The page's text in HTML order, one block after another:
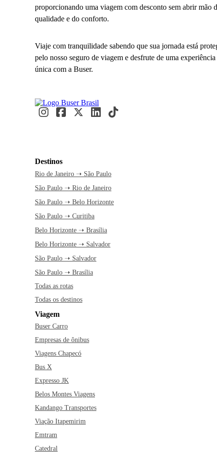
proporcionando uma viagem com desconto sem abrir mão
qualidade e do conforto.
Viaje com tranquilidade sabendo que sua jornada está
pelo nosso seguro de viagem e desfrute de uma experiência
única com a Buser.
Destinos
Rio de Janeiro ➝ São Paulo
São Paulo ➝ Rio de Janeiro
São Paulo ➝ Belo Horizonte
São Paulo ➝ Curitiba
Belo Horizonte ➝ Brasília
Belo Horizonte ➝ Salvador
São Paulo ➝ Salvador
São Paulo ➝ Brasília
Todas as rotas
Todas os destinos
Viagem
Buser Carro
Empresas de ônibus
Viagens Chapecó
Bus X
Expresso JK
Belos Montes Viagens
Kandango Transportes
Viação Itapemirim
Emtram
Catedral